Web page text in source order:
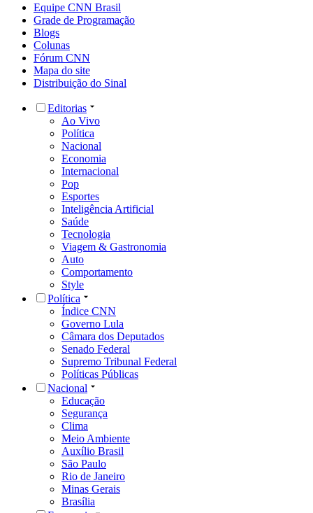
Equipe CNN Brasil
Grade de Programação
Blogs
Colunas
Fórum CNN
Mapa do site
Distribuição do Sinal
Editorias
Ao Vivo
Política
Nacional
Economia
Internacional
Pop
Esportes
Inteligência Artificial
Saúde
Tecnologia
Viagem & Gastronomia
Auto
Comportamento
Style
Política
Índice CNN
Governo Lula
Câmara dos Deputados
Senado Federal
Supremo Tribunal Federal
Políticas Públicas
Nacional
Educação
Segurança
Clima
Meio Ambiente
Auxílio Brasil
São Paulo
Rio de Janeiro
Minas Gerais
Brasília